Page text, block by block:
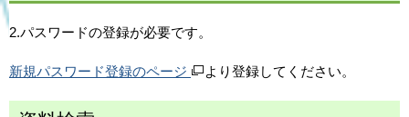
2.パスワードの登録が必要です。
新規パスワード登録のページ より登録してください。